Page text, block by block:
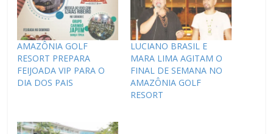
AMAZÔNIA GOLF
RESORT PREPARA
FEIJOADA VIP PARA O
DIA DOS PAIS
LUCIANO BRASIL E
MARA LIMA AGITAM O
FINAL DE SEMANA NO
AMAZÔNIA GOLF
RESORT